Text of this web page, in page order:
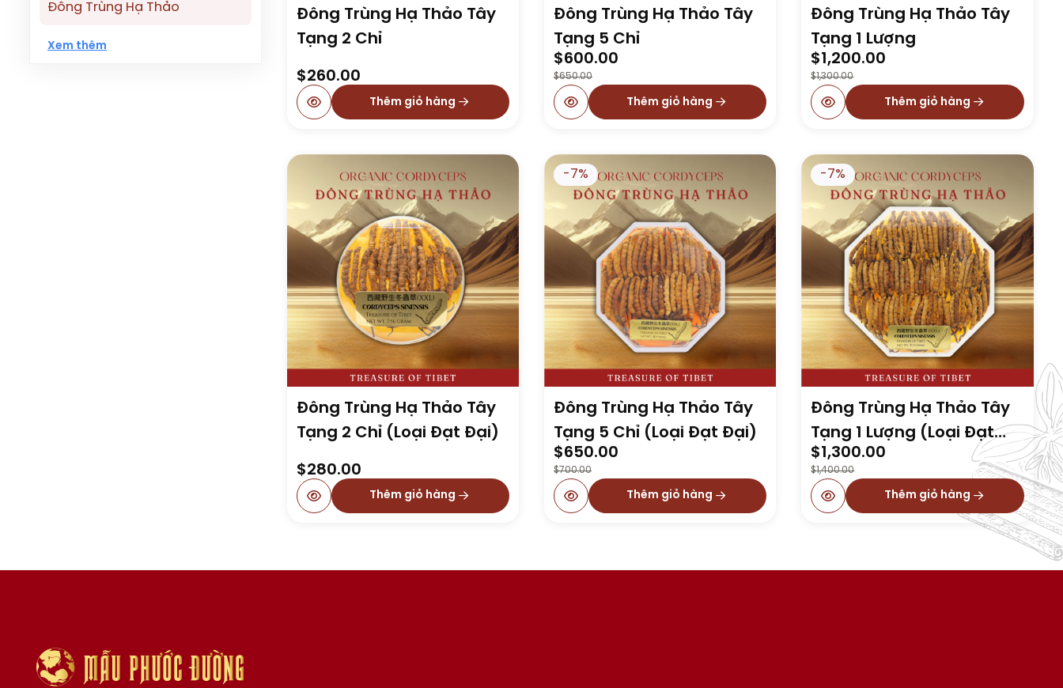
Đông Trùng Hạ Thảo
Xem thêm
Đông Trùng Hạ Thảo Tây
Tạng 2 Chỉ
$260.00
Thêm giỏ hàng
Đông Trùng Hạ Thảo Tây
Tạng 5 Chỉ
$650.00
Original
price
was:
$650.00.
$600.00
Current
price
is:
$600.00.
Thêm giỏ hàng
Đông Trùng Hạ Thảo Tây
Tạng 1 Lượng
$1,300.00
Original
price
was:
$1,300.00.
$1,200.00
Current
price
is:
$1,200.00.
Thêm giỏ hàng
Đông Trùng Hạ Thảo Tây
Tạng 2 Chỉ (Loại Đạt Đại)
$280.00
Thêm giỏ hàng
-7%
Đông Trùng Hạ Thảo Tây
Tạng 5 Chỉ (Loại Đạt Đại)
$700.00
Original
price
was:
$700.00.
$650.00
Current
price
is:
$650.00.
Thêm giỏ hàng
-7%
Đông Trùng Hạ Thảo Tây
Tạng 1 Lượng (Loại Đạt
Đại)
$1,400.00
Original
price
was:
$1,400.00.
$1,300.00
Current
price
is:
$1,300.00.
Thêm giỏ hàng